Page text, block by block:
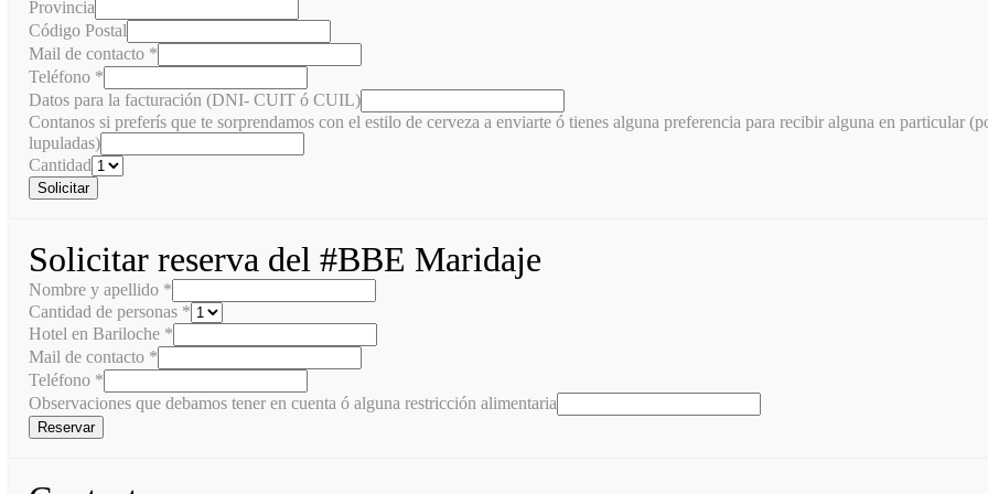
Provincia
Código Postal
Mail de contacto *
Teléfono *
Datos para la facturación (DNI- CUIT ó CUIL)
Contanos si preferís que te sorprendamos con el estilo de cerveza a enviarte ó tienes alguna preferencia para recibir alguna en particular
lupuladas)
Cantidad
Solicitar
Solicitar reserva del #BBE Maridaje
Nombre y apellido *
Cantidad de personas *
Hotel en Bariloche *
Mail de contacto *
Teléfono *
Observaciones que debamos tener en cuenta ó alguna restricción alimentaria
Reservar